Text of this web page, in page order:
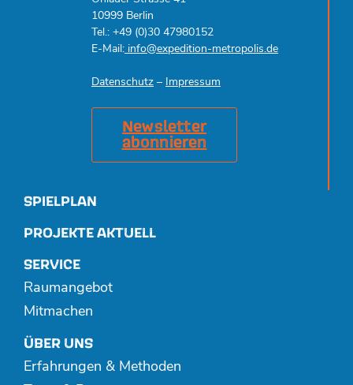
10999 Berlin
Tel.: +49 (0)30 47980152
E-Mail: info@expedition-metropolis.de
Datenschutz – Impressum
Newsletter
abonnieren
SPIELPLAN
PROJEKTE AKTUELL
SERVICE
Raumangebot
Mitmachen
ÜBER UNS
Erfahrungen & Methoden